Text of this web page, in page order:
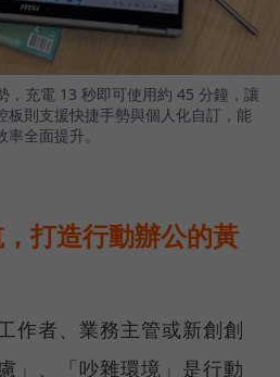
，充電 13 秒即可使用約 45 分鐘，讓
板則支援快捷手勢與個人化自訂，能
全面提升。
打造行動辦公的黃
作者、業務主管或新創創
」、「吵雜環境」是行動